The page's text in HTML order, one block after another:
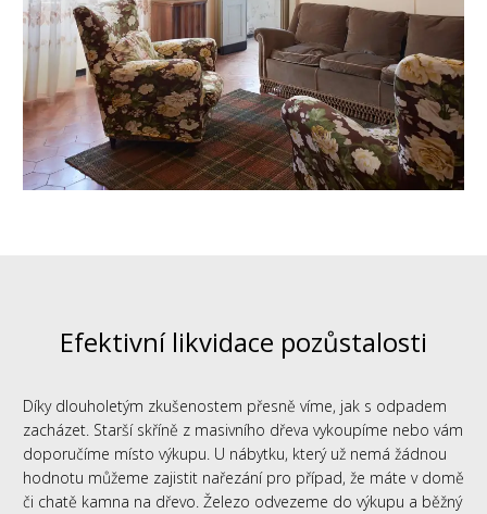
Efektivní likvidace pozůstalosti
Díky dlouholetým zkušenostem přesně víme, jak s odpadem
zacházet. Starší skříně z masivního dřeva vykoupíme nebo vám
doporučíme místo výkupu. U nábytku, který už nemá žádnou
hodnotu můžeme zajistit nařezání pro případ, že máte v domě
či chatě kamna na dřevo. Železo odvezeme do výkupu a běžný